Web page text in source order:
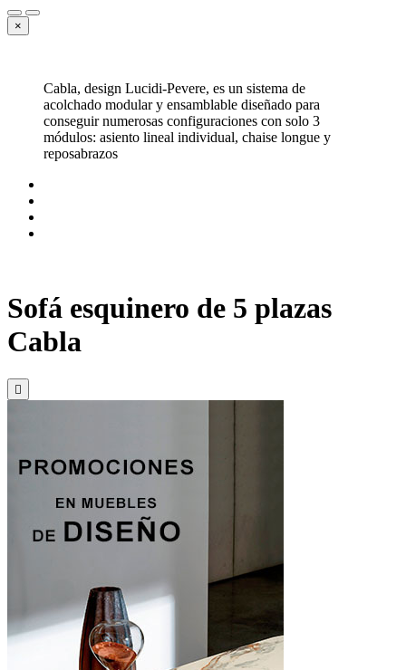
×
Cabla, design Lucidi-Pevere, es un sistema de
acolchado modular y ensamblable diseñado para
conseguir numerosas configuraciones con solo 3
módulos: asiento lineal individual, chaise longue y
reposabrazos
Sofá esquinero de 5 plazas
Cabla
